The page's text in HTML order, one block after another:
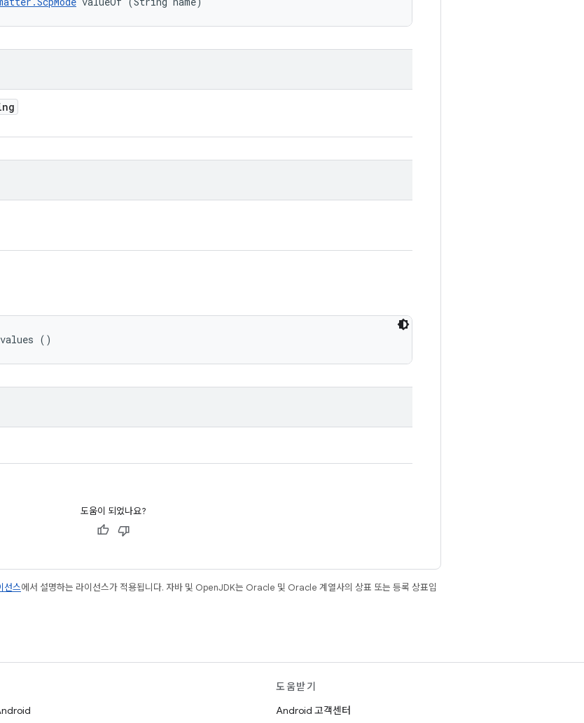
values ()
도움이 되었나요?
선스에서 설명하는 라이선스가 적용됩니다. 자바 및 OpenJDK는 Oracle 및 Oracle 계열사의 상표 또는 등록 상표입
도움받기
Android 고객센터